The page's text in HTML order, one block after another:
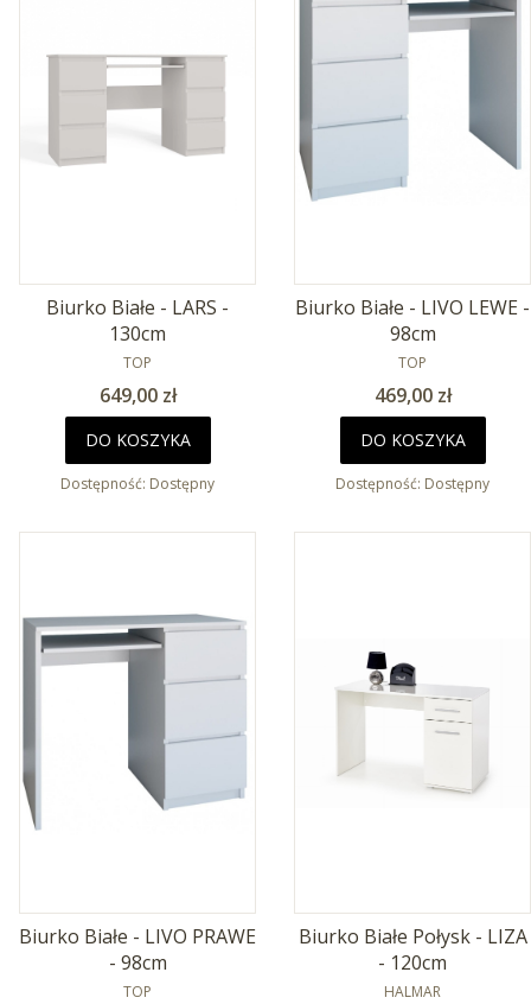
Biurko Białe - LARS -
130cm
PRODUCENT
TOP
Cena
649,00 zł
DO KOSZYKA
Dostępność: Dostępny
Biurko Białe - LIVO LEWE -
98cm
PRODUCENT
TOP
Cena
469,00 zł
DO KOSZYKA
Dostępność: Dostępny
Biurko Białe - LIVO PRAWE
- 98cm
PRODUCENT
TOP
Biurko Białe Połysk - LIZA
- 120cm
PRODUCENT
HALMAR